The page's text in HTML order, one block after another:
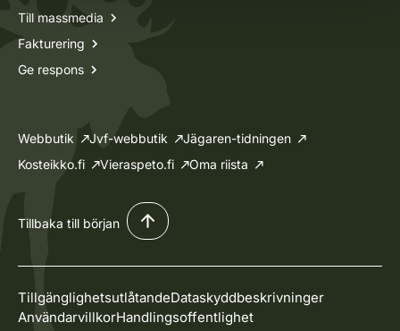
Till massmedia
Fakturering
Ge respons
Webbutik Jvf-webbutik
Jägaren-tidningen
Kosteikko.fi
Vieraspeto.fi Oma riista
Tillbaka till början
TillgänglighetsutlåtandeDataskyddbeskrivninger
AnvändarvillkorHandlingsoffentlighet